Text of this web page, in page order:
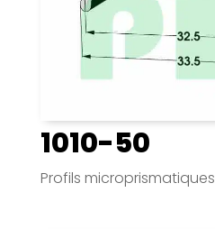
1010-50
Profils microprismatiques